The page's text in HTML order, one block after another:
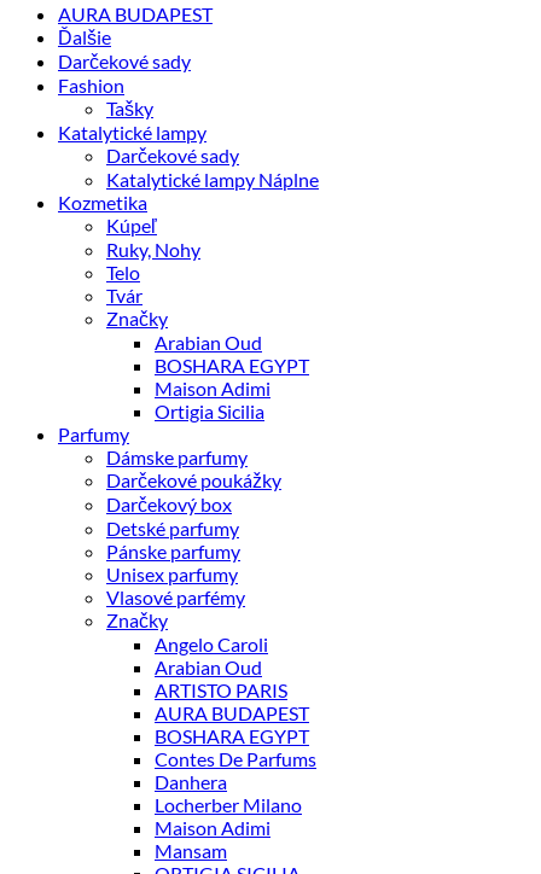
AURA BUDAPEST
Ďalšie
Darčekové sady
Fashion
Tašky
Katalytické lampy
Darčekové sady
Katalytické lampy Náplne
Kozmetika
Kúpeľ
Ruky, Nohy
Telo
Tvár
Značky
Arabian Oud
BOSHARA EGYPT
Maison Adimi
Ortigia Sicilia
Parfumy
Dámske parfumy
Darčekové poukážky
Darčekový box
Detské parfumy
Pánske parfumy
Unisex parfumy
Vlasové parfémy
Značky
Angelo Caroli
Arabian Oud
ARTISTO PARIS
AURA BUDAPEST
BOSHARA EGYPT
Contes De Parfums
Danhera
Locherber Milano
Maison Adimi
Mansam